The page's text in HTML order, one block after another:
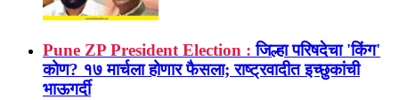
Pune ZP President Election : जिल्हा परिषदेचा 'किंग'
कोण? १७ मार्चला होणार फैसला; राष्ट्रवादीत इच्छुकांची
भाऊगर्दी